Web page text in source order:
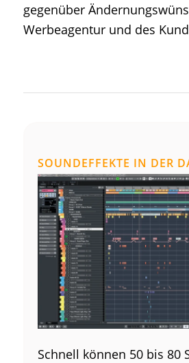
gegenüber
Werbeagentur und des
SOUNDEFFEKTE IN DER
Schnell können 50 bis 80